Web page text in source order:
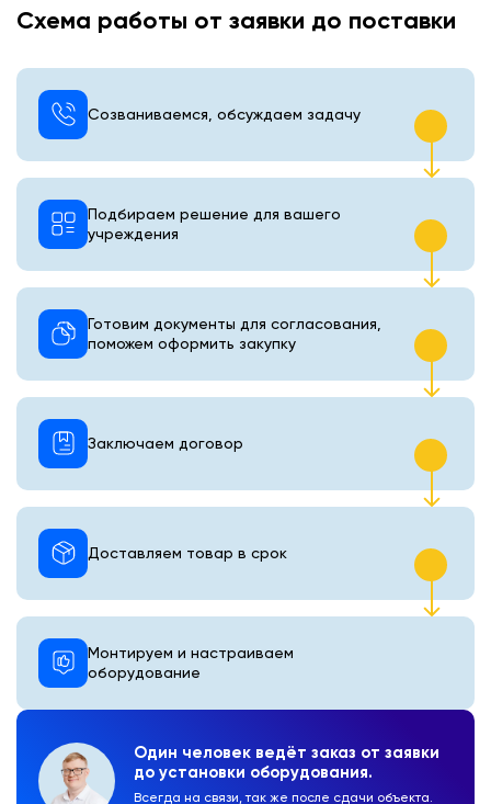
Схема работы от заявки до поставки
Один человек ведёт заказ от заявки
до установки оборудования.
Всегда на связи, так же после сдачи объекта.
Созваниваемся, обсуждаем задачу
Подбираем решение для вашего
учреждения
Готовим документы для согласования,
поможем оформить закупку
Монтируем и настраиваем
оборудование
Доставляем товар в срок
Заключаем договор